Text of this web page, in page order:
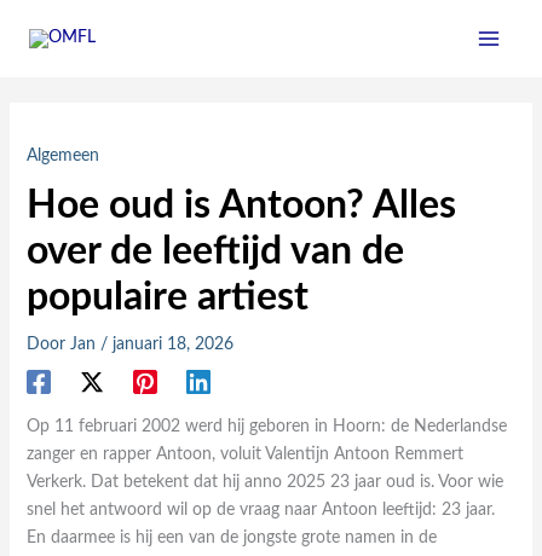
Algemeen
Hoe oud is Antoon? Alles
over de leeftijd van de
populaire artiest
Door Jan / januari 18, 2026
Op 11 februari 2002 werd hij geboren in Hoorn: de Nederlandse
zanger en rapper Antoon, voluit Valentijn Antoon Remmert
Verkerk. Dat betekent dat hij anno 2025 23 jaar oud is. Voor wie
snel het antwoord wil op de vraag naar Antoon leeftijd: 23 jaar.
En daarmee is hij een van de jongste grote namen in de